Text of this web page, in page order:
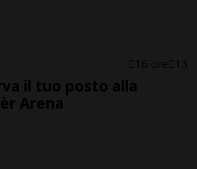
16 ore 13
il tuo posto alla
Arena